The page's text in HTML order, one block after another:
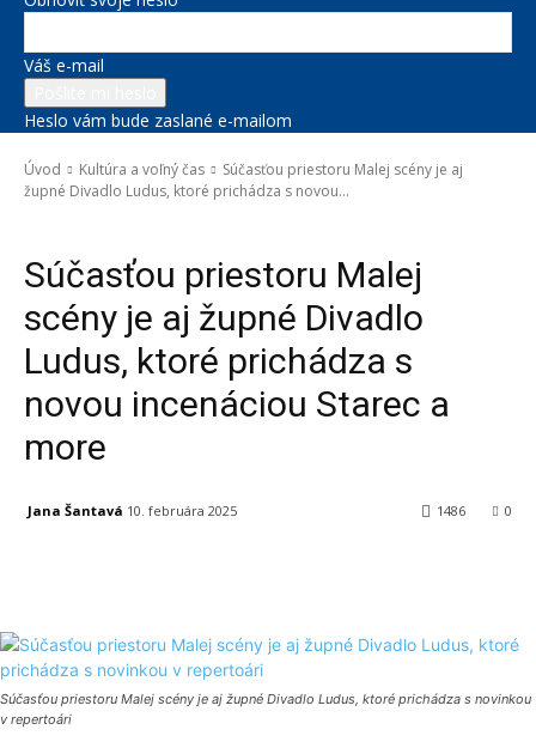
Váš e-mail
Heslo vám bude zaslané e-mailom
Úvod Kultúra a voľný čas
Súčasťou priestoru Malej scény je aj
župné Divadlo Ludus, ktoré prichádza s novou...
Súčasťou priestoru Malej
scény je aj župné Divadlo
Ludus, ktoré prichádza s
novou incenáciou Starec a
more
Jana Šantavá 10. februára 2025 0
1486
Súčasťou priestoru Malej scény je aj župné Divadlo Ludus, ktoré prichádza s novinkou
v repertoári